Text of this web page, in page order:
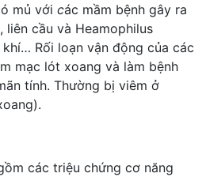
mủ với các mầm bệnh gây ra
cầu và Heamophilus
Rối loạn vận động của các
mạc lót xoang và làm bệnh
tính. Thường bị viêm ở
các triệu chứng cơ năng